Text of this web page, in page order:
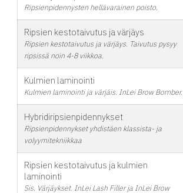
Ripsienpidennysten hellävarainen poisto.
Ripsien kestotaivutus ja värjäys
Ripsien kestotaivutus ja värjäys. Taivutus pysyy
ripsissä noin 4-8 viikkoa.
Kulmien laminointi
Kulmien laminointi ja värjäis. InLei Brow Bomber.
Hybridiripsienpidennykset
Ripsienpidennykset yhdistäen klassista- ja
volyymitekniikkaa
Ripsien kestotaivutus ja kulmien
laminointi
Sis. Värjäykset. InLei Lash Filler ja InLei Brow